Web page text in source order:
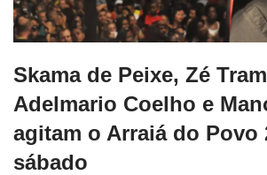
Skama de Peixe, Zé
Adelmario Coelho e
agitam o Arraiá do Povo
sábado